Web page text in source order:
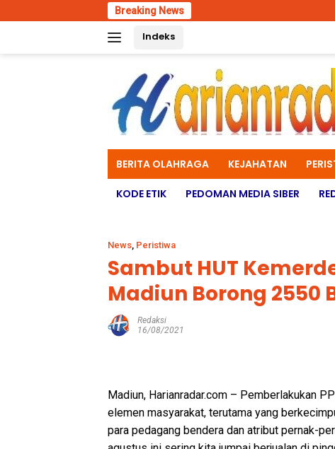
to
Breaking News Wadan
Indeks
BERITA OLAHRAGA KEJAHATAN
KODE ETIK PEDOMAN MEDIA SIBER
News, Peristiwa
Sambut HUT
Madiun Borong 2550
Redaksi
16/08/2021
Madiun, Harianradar.com – Pemberlakukan
elemen masyarakat, terutama yang
para pedagang bendera dan atribut pernak-